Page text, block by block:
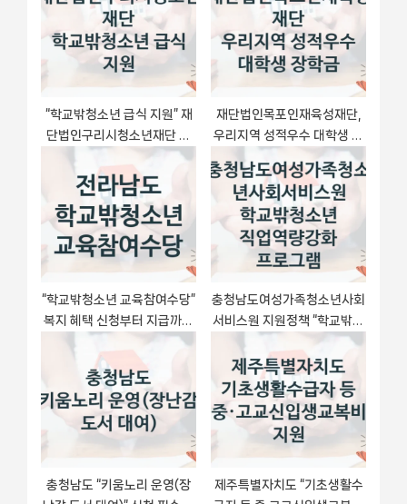
o
s
t
“학교밖청소년 급식 지원” 재
단법인구리시청소년재단 복
지지원 혜택 – 신청 조건과 자
격 조건
재단법인목포인재육성재단,
우리지역 성적우수 대학생 장
학금 지원 정책, 신청 자격 조
건과 구비 서류
“학교밖청소년 교육참여수당”
복지 혜택 신청부터 지급까지
– 전라남도 지원 정책
충청남도여성가족청소년사회
서비스원 지원정책 “학교밖청
소년 직업역량강화 프로그램”
서비스관리부서 -신청 방법
충청남도 “키움노리 운영(장
제주특별자치도 “기초생활수